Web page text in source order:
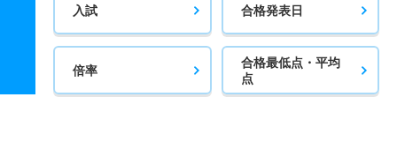
入試 合格発表日
倍率
合格最低点・平均
点